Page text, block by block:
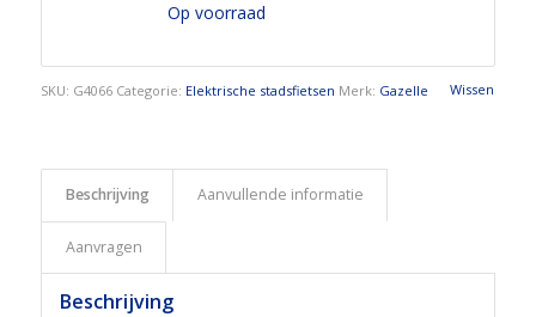
Wissen
Op voorraad
SKU: G4066 Categorie: Elektrische stadsfietsen Merk: Gazelle
Beschrijving Aanvullende informatie
Aanvragen
Beschrijving